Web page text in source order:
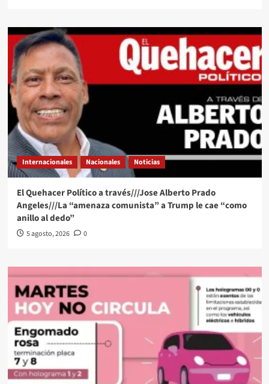
Internacionales Nacionales Noticias
El Quehacer Político a través///Jose Alberto Prado
Angeles///La “amenaza comunista” a Trump le cae “como
anillo al dedo”
5 agosto, 2026 0